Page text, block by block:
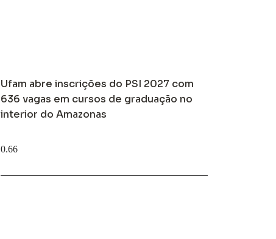
Ufam abre inscrições do PSI 2027 com
636 vagas em cursos de graduação no
interior do Amazonas